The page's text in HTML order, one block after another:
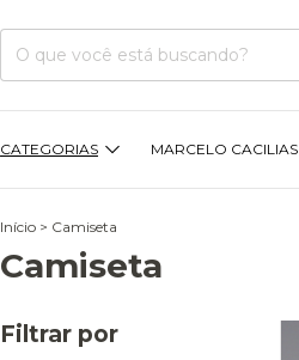
CATEGORIAS MARCELO CACILIAS
Início > Camiseta
Camiseta
Filtrar por